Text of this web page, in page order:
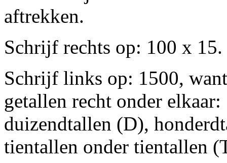
aftrekken.
Schrijf rechts op: 100 x 15.
Schrijf links op: 1500,
getallen recht onder
duizendtallen (D),
tientallen onder tientallen